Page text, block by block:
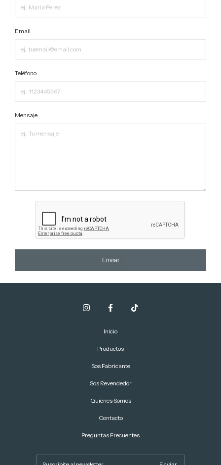
Email
Teléfono
Mensaje
Enviar
Inicio
Productos
Sos Fabricante
Sos Revendedor
Quienes Somos
Contacto
Preguntas Frecuentes